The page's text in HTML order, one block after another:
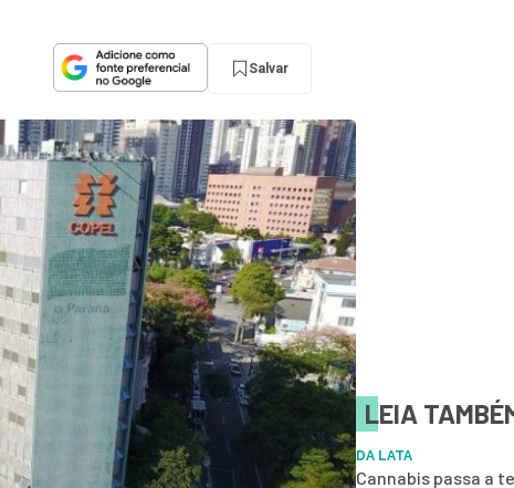
Salvar
LEIA
DA LATA
Cannabis passa a